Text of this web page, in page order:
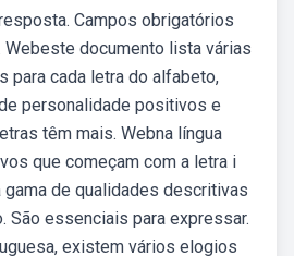
Campos obrigatórios
Webeste documento lista várias
para cada letra do alfabeto,
personalidade positivos e
têm mais. Webna língua
que começam com a letra i
de qualidades descritivas
São essenciais para expressar.
existem vários elogios